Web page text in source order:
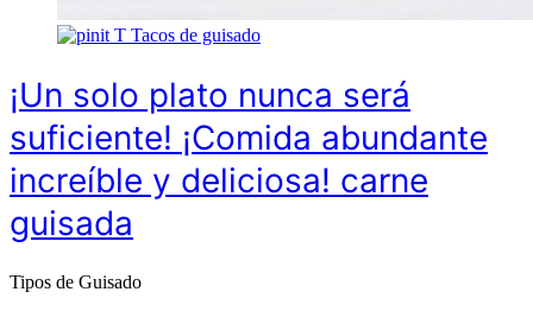
T Tacos de guisado
¡Un solo plato nunca será
suficiente! ¡Comida abundante
increíble y deliciosa! carne
guisada
Tipos de Guisado